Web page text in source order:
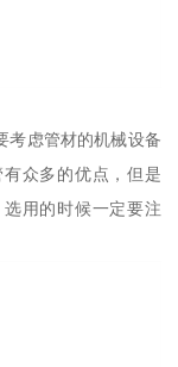
考虑管材的机械设备
众多的优点，但是
用的时候一定要注